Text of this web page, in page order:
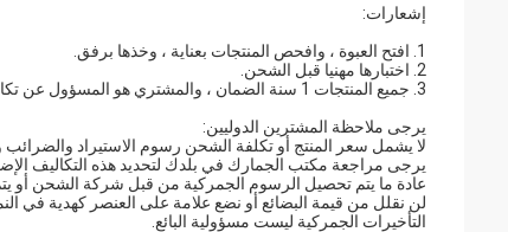
إشعارات:
1. افتح العبوة ، وافحص المنتجات بعناية ، وخذها برفق.
2. اختبارها مهنيا قبل الشحن.
3. جميع المنتجات 1 سنة الضمان ، والمشتري هو المسؤول عن تكاليف إعادة الشحن.
يرجى ملاحظة المشترين الدوليين:
لا يشمل سعر المنتج أو تكلفة الشحن رسوم الاستيراد
يرجى مراجعة مكتب الجمارك في بلدك لتحديد هذه التكاليف
عادة ما يتم تحصيل الرسوم الجمركية من قبل شركة الشحن أو
لن نقلل من قيمة البضائع أو نضع علامة على العنصر كهدية في
التأخيرات الجمركية ليست مسؤولية البائع.